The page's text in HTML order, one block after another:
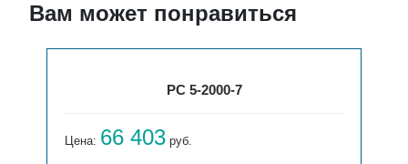
Вам может понравиться
РС 5-2000-7
Цена: 66 403 руб.